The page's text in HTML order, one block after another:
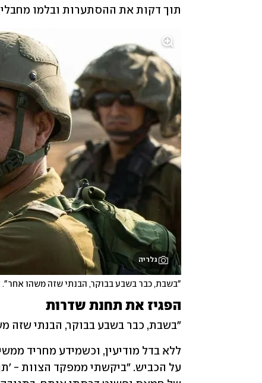
תוך דקות את ההסתערות ובלמו
גלריה
"בשבת, כבר בשבע בבוקר, הבנתי שזה משהו אחר".
הפגיז את תחנת שדרות
"בשבת, כבר בשבע בבוקר, הבנתי שזה משהו אחר",